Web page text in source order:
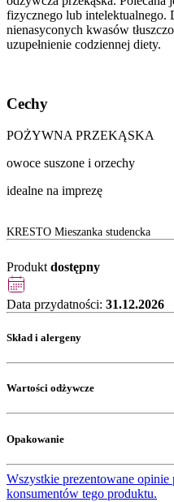
fizycznego lub intelektualnego.
nienasyconych kwasów
uzupełnienie codziennej diety.
Cechy
POŻYWNA PRZEKĄSKA
owoce suszone i orzechy
idealne na imprezę
KRESTO Mieszanka studencka
Produkt dostępny
Data przydatności: 31.12.2026
Skład i alergeny
Wartości odżywcze
Opakowanie
Wszystkie prezentowane
konsumentów tego produktu.